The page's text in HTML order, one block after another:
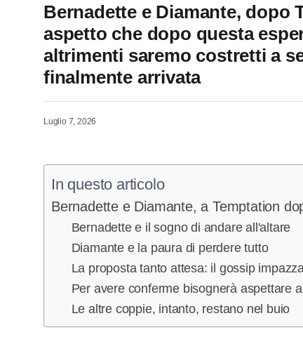
Bernadette e Diamante, dopo
aspetto che dopo questa
altrimenti saremo costretti a
finalmente arrivata
Luglio 7, 2026
In questo articolo
Bernadette e Diamante, a Temptation
Bernadette e il sogno di andare all'altare
Diamante e la paura di perdere tutto
La proposta tanto attesa: il gossip impazza
Per avere conferme bisognerà aspettare
Le altre coppie, intanto, restano nel buio